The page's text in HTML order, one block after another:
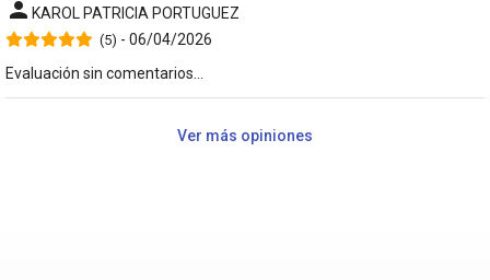
person KAROL PATRICIA PORTUGUEZ
(5) - 06/04/2026
Evaluación sin comentarios...
Ver más opiniones